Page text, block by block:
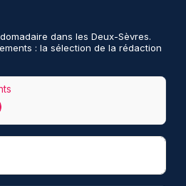
dans les Deux-Sèvres.
: la sélection de la rédaction